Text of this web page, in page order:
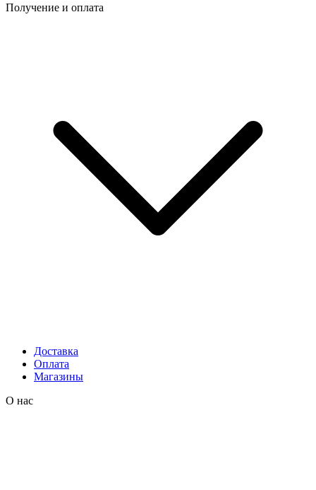
Получение и оплата
Доставка
Оплата
Магазины
О нас